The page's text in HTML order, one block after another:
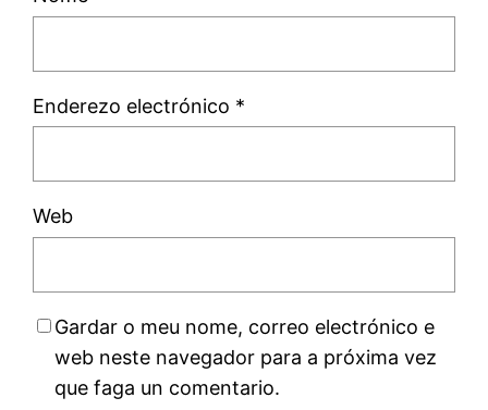
Enderezo electrónico *
Web
Gardar o meu nome, correo electrónico e
web neste navegador para a próxima vez
que faga un comentario.